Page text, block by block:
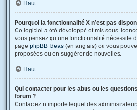
Haut
Pourquoi la fonctionnalité X n’est pas
Ce logiciel a été développé et mis sous
vous pensez qu’une fonctionnalité nécessite
page phpBB Ideas (en anglais) où vous
proposées ou en suggérer de nouvelles.
Haut
Qui contacter pour les abus ou les
forum ?
Contactez n’importe lequel des